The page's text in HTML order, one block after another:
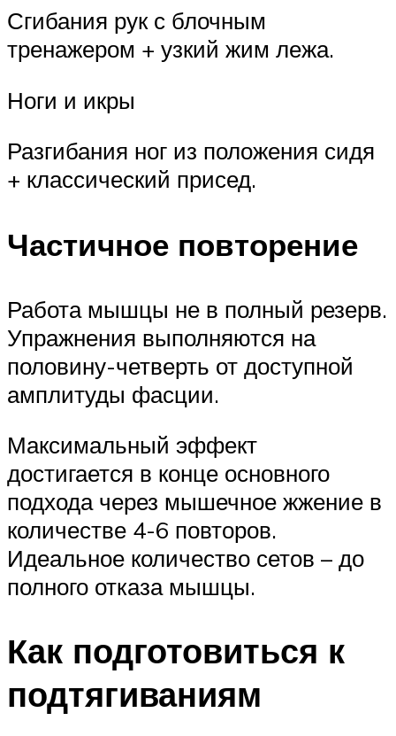
Сгибания рук с блочным
тренажером + узкий жим лежа.
Ноги и икры
Разгибания ног из положения сидя
+ классический присед.
Частичное повторение
Работа мышцы не в полный резерв.
Упражнения выполняются на
половину-четверть от доступной
амплитуды фасции.
Максимальный эффект
достигается в конце основного
подхода через мышечное жжение в
количестве 4-6 повторов.
Идеальное количество сетов – до
полного отказа мышцы.
Как подготовиться к
подтягиваниям